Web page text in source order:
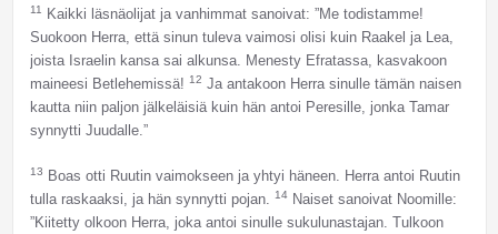
11
Kaikki läsnäolijat ja vanhimmat sanoivat: ”Me todistamme!
Suokoon Herra, että sinun tuleva vaimosi olisi kuin Raakel ja Lea,
joista Israelin kansa sai alkunsa. Menesty Efratassa, kasvakoon
maineesi Betlehemissä! 12 Ja antakoon Herra sinulle tämän naisen
kautta niin paljon jälkeläisiä kuin hän antoi Peresille, jonka Tamar
synnytti Juudalle.”
13
Boas otti Ruutin vaimokseen ja yhtyi häneen. Herra antoi Ruutin
tulla raskaaksi, ja hän synnytti pojan. 14Naiset sanoivat Noomille:
”Kiitetty olkoon Herra, joka antoi sinulle sukulunastajan. Tulkoon